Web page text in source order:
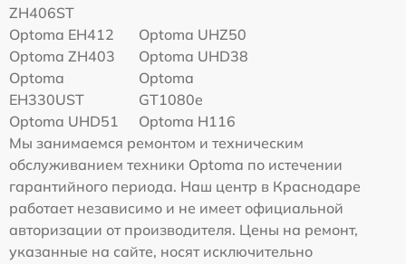
ZH406ST
Optoma EH412
Optoma UHZ50
Optoma ZH403
Optoma UHD38
Optoma
EH330UST
Optoma
GT1080e
Optoma UHD51
Optoma H116
Мы занимаемся ремонтом и техническим
обслуживанием техники Optoma по истечении
гарантийного периода. Наш центр в Краснодаре
работает независимо и не имеет официальной
авторизации от производителя. Цены на ремонт,
указанные на сайте, носят исключительно